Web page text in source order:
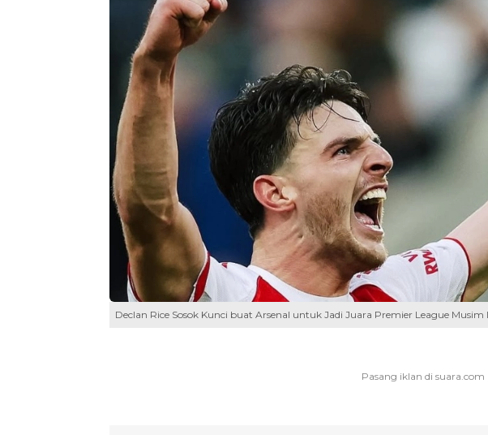
Declan Rice Sosok Kunci buat Arsenal untuk Jadi Juara Premier League